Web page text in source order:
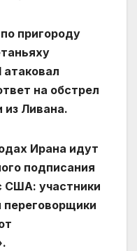
пригороду
на обстрел
из Ливана.
Ирана идут
подписания
США: участники
переговорщики